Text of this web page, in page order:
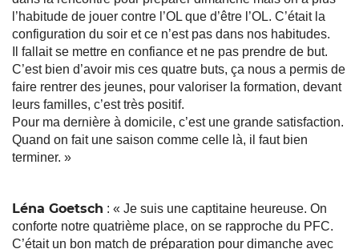
l’habitude de jouer contre l’OL que d’être l’OL. C’était la
configuration du soir et ce n’est pas dans nos habitudes.
Il fallait se mettre en confiance et ne pas prendre de but.
C’est bien d’avoir mis ces quatre buts, ça nous a permis de
faire rentrer des jeunes, pour valoriser la formation, devant
leurs familles, c’est très positif.
Pour ma dernière à domicile, c’est une grande satisfaction.
Quand on fait une saison comme celle là, il faut bien
terminer. »
Léna Goetsch : « Je suis une captitaine heureuse. On
conforte notre quatrième place, on se rapproche du PFC.
C’était un bon match de préparation pour dimanche avec